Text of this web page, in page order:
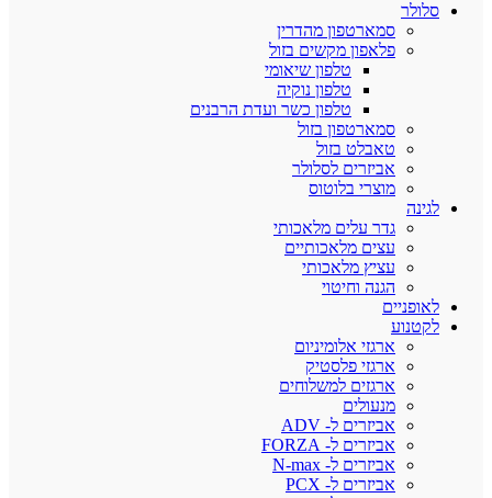
סלולר
סמארטפון מהדרין
פלאפון מקשים בזול
טלפון שיאומי
טלפון נוקיה
טלפון כשר ועדת הרבנים
סמארטפון בזול
טאבלט בזול
אביזרים לסלולר
מוצרי בלוטוס
לגינה
גדר עלים מלאכותי
עצים מלאכותיים
עציץ מלאכותי
הגנה וחיטוי
לאופניים
לקטנוע
ארגזי אלומיניום
ארגזי פלסטיק
ארגזים למשלוחים
מנעולים
אביזרים ל- ADV
אביזרים ל- FORZA
אביזרים ל- N-max
אביזרים ל- PCX